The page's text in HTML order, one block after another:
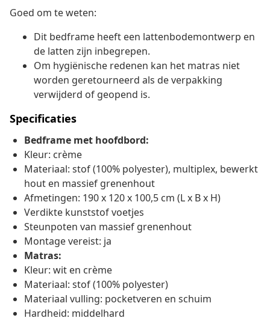
Goed om te weten:
Dit bedframe heeft een lattenbodemontwerp en
de latten zijn inbegrepen.
Om hygiënische redenen kan het matras niet
worden geretourneerd als de verpakking
verwijderd of geopend is.
Specificaties
Bedframe met hoofdbord:
Kleur: crème
Materiaal: stof (100% polyester), multiplex, bewerkt
hout en massief grenenhout
Afmetingen: 190 x 120 x 100,5 cm (L x B x H)
Verdikte kunststof voetjes
Steunpoten van massief grenenhout
Montage vereist: ja
Matras:
Kleur: wit en crème
Materiaal: stof (100% polyester)
Materiaal vulling: pocketveren en schuim
Hardheid: middelhard